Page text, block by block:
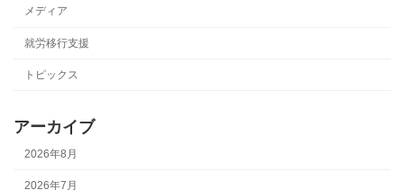
メディア
就労移行支援
トピックス
アーカイブ
2026年8月
2026年7月